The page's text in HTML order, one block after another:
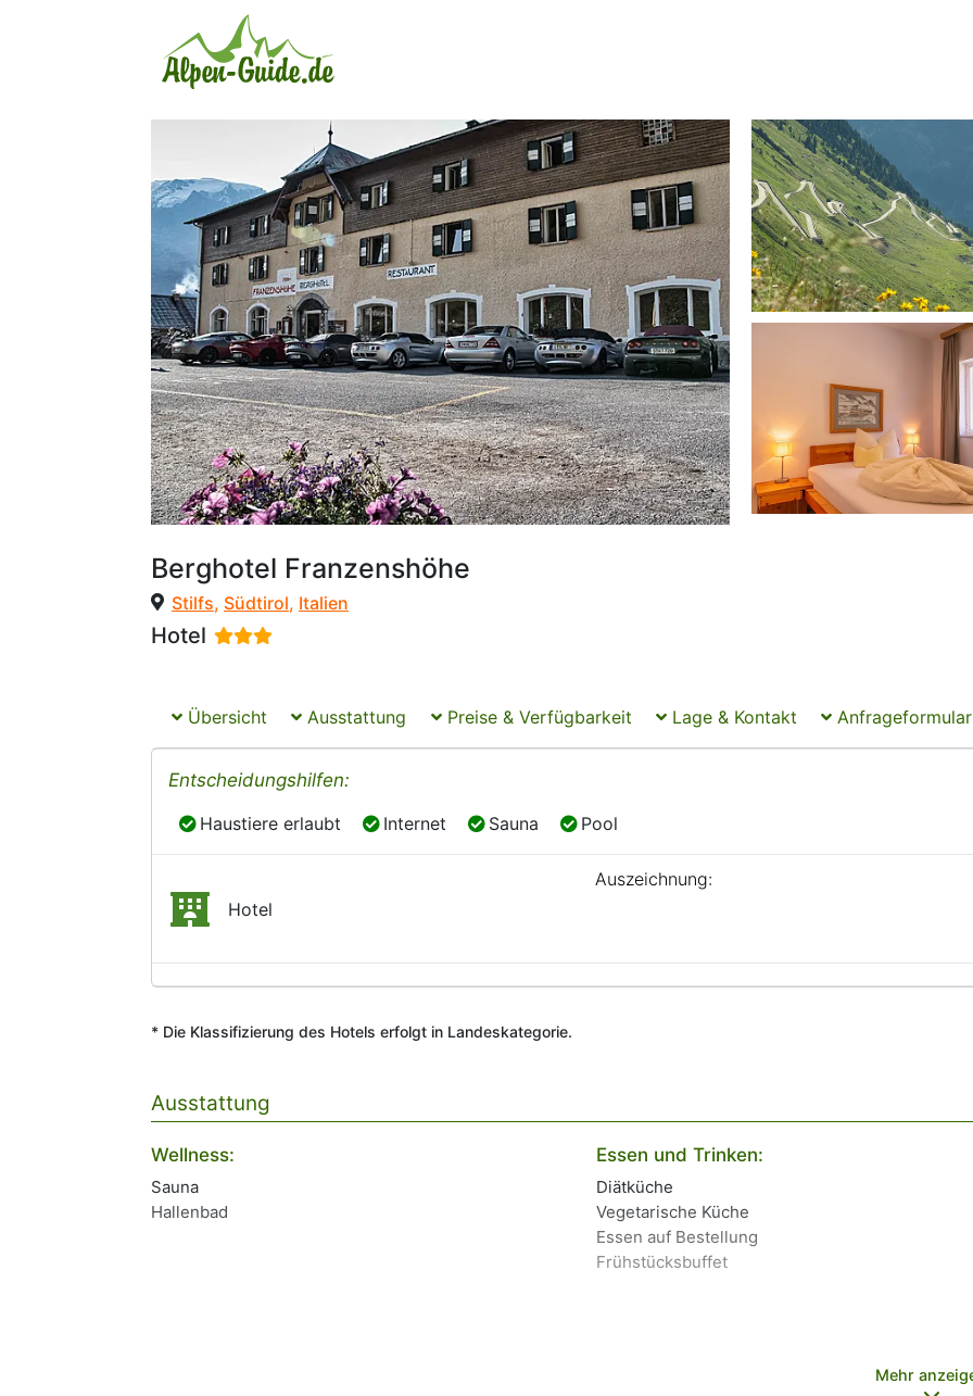
Berghotel Franzenshöhe
Stilfs, Südtirol, Italien
Hotel
Übersicht Ausstattung Preise & Verfügbarkeit Lage & Kontakt Anfrageformular
Entscheidungshilfen:
Haustiere erlaubt
Haustiere erlaubt Internet
Internet Sauna
Sauna Pool
Pool
Hotel
Auszeichnung:
* Die Klassifizierung des Hotels erfolgt in Landeskategorie.
Ausstattung
Wellness:
Sauna
Hallenbad
Essen und Trinken:
Diätküche
Vegetarische Küche
Essen auf Bestellung
Frühstücksbuffet
Mehr